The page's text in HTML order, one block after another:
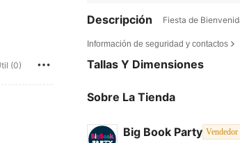
(0)
Descripción Fiesta de
Información de seguridad y contactos
Tallas Y Dimensiones
Sobre La Tienda
Big Book Party Vendedor
4,93
4,93
4,93 115